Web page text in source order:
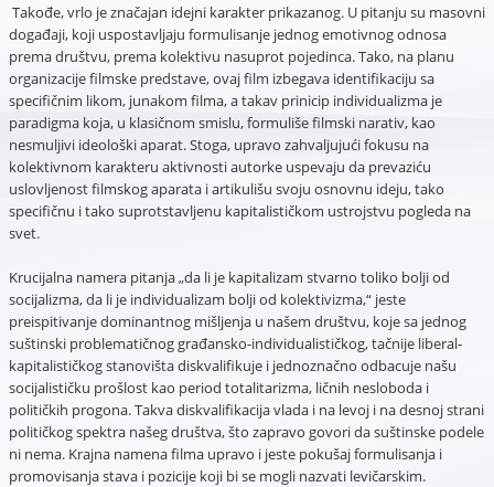
Takođe, vrlo je značajan idejni karakter prikazanog. U pitanju su masovni
događaji, koji uspostavljaju formulisanje jednog emotivnog odnosa
prema društvu, prema kolektivu nasuprot pojedinca. Tako, na planu
organizacije filmske predstave, ovaj film izbegava identifikaciju sa
specifičnim likom, junakom filma, a takav prinicip individualizma je
paradigma koja, u klasičnom smislu, formuliše filmski narativ, kao
nesmuljivi ideološki aparat. Stoga, upravo zahvaljujući fokusu na
kolektivnom karakteru aktivnosti autorke uspevaju da prevaziću
uslovljenost filmskog aparata i artikulišu svoju osnovnu ideju, tako
specifičnu i tako suprotstavljenu kapitalističkom ustrojstvu pogleda na
svet.
Krucijalna namera pitanja „da li je kapitalizam stvarno toliko bolji od
socijalizma, da li je individualizam bolji od kolektivizma,“ jeste
preispitivanje dominantnog mišljenja u našem društvu, koje sa jednog
suštinski problematičnog građansko-individualističkog, tačnije liberal-
kapitalističkog stanovišta diskvalifikuje i jednoznačno odbacuje našu
socijalističku prošlost kao period totalitarizma, ličnih nesloboda i
političkih progona. Takva diskvalifikacija vlada i na levoj i na desnoj strani
političkog spektra našeg društva, što zapravo govori da suštinske podele
ni nema. Krajna namena filma upravo i jeste pokušaj formulisanja i
promovisanja stava i pozicije koji bi se mogli nazvati levičarskim.